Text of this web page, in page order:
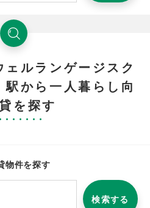
ルランゲージスク
から一人暮らし向
を探す
物件を探す
検索する